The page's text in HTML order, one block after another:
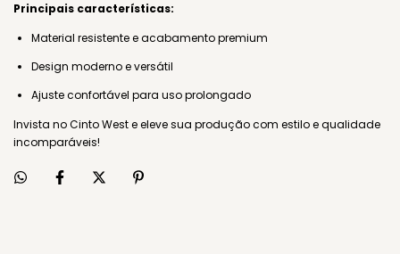
Principais características:
Material resistente e acabamento premium
Design moderno e versátil
Ajuste confortável para uso prolongado
Invista no Cinto West e eleve sua produção com estilo e qualidade
incomparáveis!